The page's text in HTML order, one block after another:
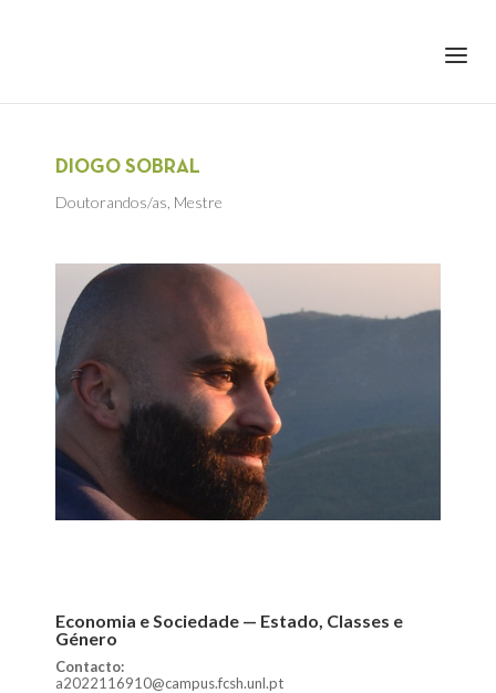
DIOGO SOBRAL
Doutorandos/as Mestre
Economia e Sociedade — Estado, Classes e
Género
Contacto:
a2022116910@campus.fcsh.unl.pt